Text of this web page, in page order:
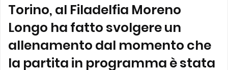
Torino, al Filadelfia Moreno
Longo ha fatto svolgere un
allenamento dal momento che
la partita in programma è stata